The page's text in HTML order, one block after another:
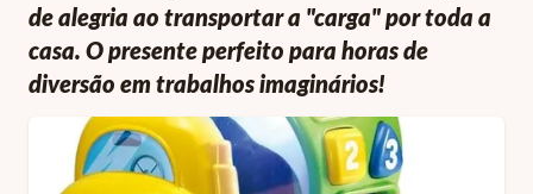
de alegria ao transportar a "carga" por toda a
casa. O presente perfeito para horas de
diversão em trabalhos imaginários!